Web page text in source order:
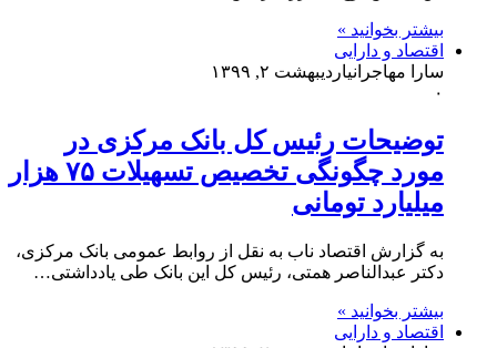
بیشتر بخوانید »
اقتصاد و دارایی
سارا مهاجرانیاردیبهشت ۲, ۱۳۹۹
۰
توضیحات رئیس کل بانک مرکزی در
مورد چگونگی تخصیص تسهیلات ۷۵ هزار
میلیارد تومانی
به گزارش اقتصاد ناب به نقل از روابط عمومی بانک مرکزی،
دکتر عبدالناصر همتی، رئیس کل این بانک طی یادداشتی…
بیشتر بخوانید »
اقتصاد و دارایی